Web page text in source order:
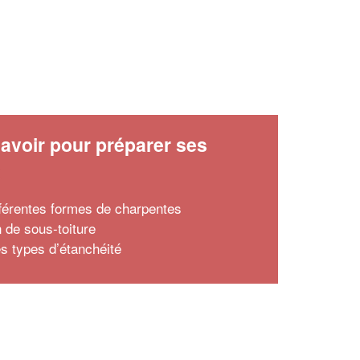
pour préparer ses
formes de charpentes
de sous-toiture
types d’étanchéité